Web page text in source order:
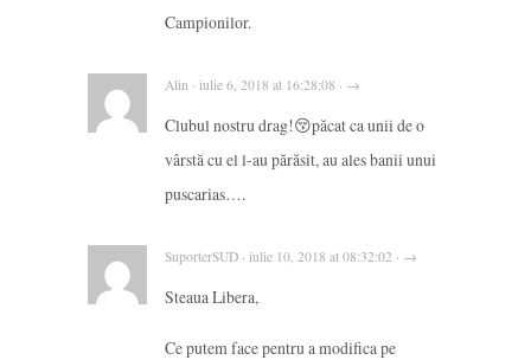
Campionilor.
Alin · iulie 6, 2018 at 16:28:08 · →
Clubul nostru drag!😚păcat ca unii de o
vârstă cu el l-au părăsit, au ales banii unui
puscarias….
SuporterSUD · iulie 10, 2018 at 08:32:02 · →
Steaua Libera,
Ce putem face pentru a modifica pe